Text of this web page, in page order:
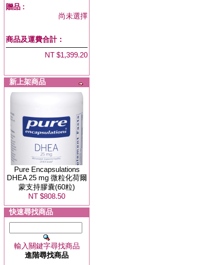
贈品 :
尚未選擇
商品及運費合計：
NT $1,399.20
新上架商品
Pure Encapsulations
DHEA 25 mg 微粒化荷爾
蒙支持膠囊(60粒)
NT $808.50
快速尋找商品
輸入關鍵字尋找商品
進階尋找商品